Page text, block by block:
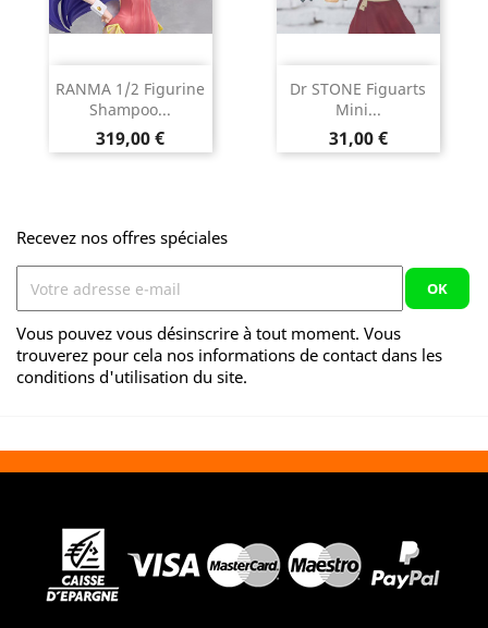
RANMA 1/2 Figurine
Shampoo...
Prix
319,00 €
Dr STONE Figuarts
Mini...
Prix
31,00 €
Recevez nos offres spéciales
Vous pouvez vous désinscrire à tout moment. Vous
trouverez pour cela nos informations de contact dans les
conditions d'utilisation du site.